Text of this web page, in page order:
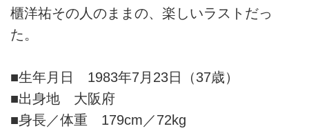
櫃洋祐その人のままの、楽しいラストだっ
た。
■生年月日 1983年7月23日（37歳）
■出身地 大阪府
■身長／体重 179cm／72kg